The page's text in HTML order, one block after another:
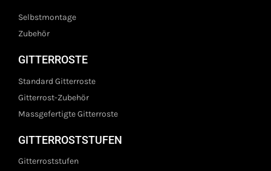
Selbstmontage
Zubehör
GITTERROSTE
Standard Gitterroste
Gitterrost-Zubehör
Massgefertigte Gitterroste
GITTERROSTSTUFEN
Gitterroststufen